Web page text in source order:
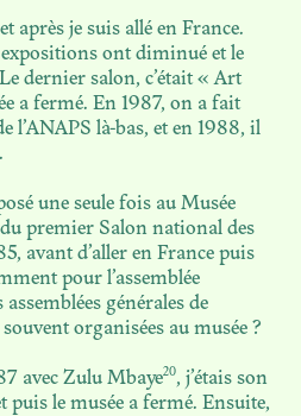
après je suis allé en France.
ont diminué et le
dernier salon, c’était « Art
a fermé. En 1987, on a fait
l’ANAPS là-bas, et en 1988, il
une seule fois au Musée
premier Salon national des
avant d’aller en France puis
pour l’assemblée
assemblées générales de
organisées au musée ?
avec Zulu Mbaye20, j’étais son
puis le musée a fermé. Ensuite,